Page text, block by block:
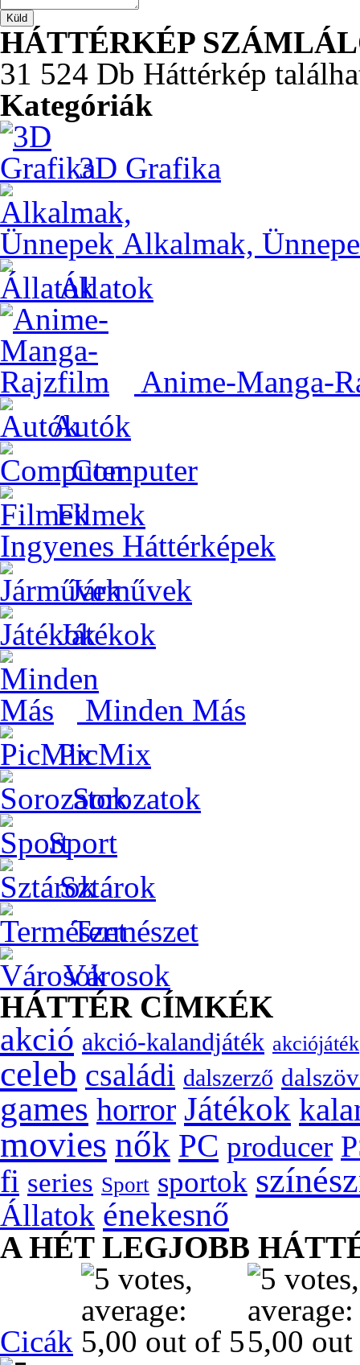
HÁTTÉRKÉP
31 524 Db Háttérkép
Kategóriák
3D Grafika
Alkalmak,
Állatok
Anime-Manga-
Autók
Computer
Filmek
Ingyenes Háttérképek
Járművek
Játékok
Minden Más
PicMix
Sorozatok
Sport
Sztárok
Természet
Városok
HÁTTÉR CÍMKÉK
akció akció-kalandjáték akciójáték
celeb családi dalszerző
games horror Játékok
movies nők PC producer
fi series Sport sportok
Állatok énekesnő
A HÉT LEGJOBB
Cicák